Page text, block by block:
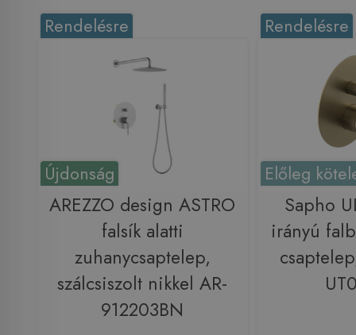
Újdonság
Rendelésre
AREZZO design ASTRO
falsík alatti
zuhanycsaptelep,
szálcsiszolt nikkel AR-
912203BN
Rendelésre
Előleg
Sapho
irányú